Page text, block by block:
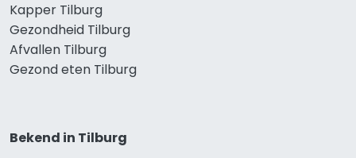
Kapper Tilburg
Gezondheid Tilburg
Afvallen Tilburg
Gezond eten Tilburg
Bekend in Tilburg